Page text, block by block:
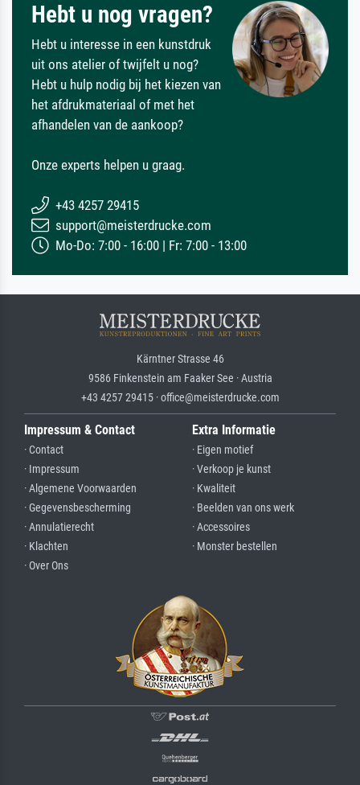
Hebt u nog vragen?
Hebt u interesse in een kunstdruk
uit ons atelier of twijfelt u nog?
Hebt u hulp nodig bij het kiezen van
het afdrukmateriaal of met het
afhandelen van de aankoop?
Onze experts helpen u graag.
+43 4257 29415
support@meisterdrucke.com
Mo-Do: 7:00 - 16:00 | Fr: 7:00 - 13:00
Kärntner Strasse 46
9586 Finkenstein am Faaker See · Austria
+43 4257 29415 · office@meisterdrucke.com
Impressum & Contact
· Contact
· Impressum
· Algemene Voorwaarden
· Gegevensbescherming
· Annulatierecht
· Klachten
· Over Ons
Extra Informatie
· Eigen motief
· Verkoop je kunst
· Kwaliteit
· Beelden van ons werk
· Accessoires
· Monster bestellen